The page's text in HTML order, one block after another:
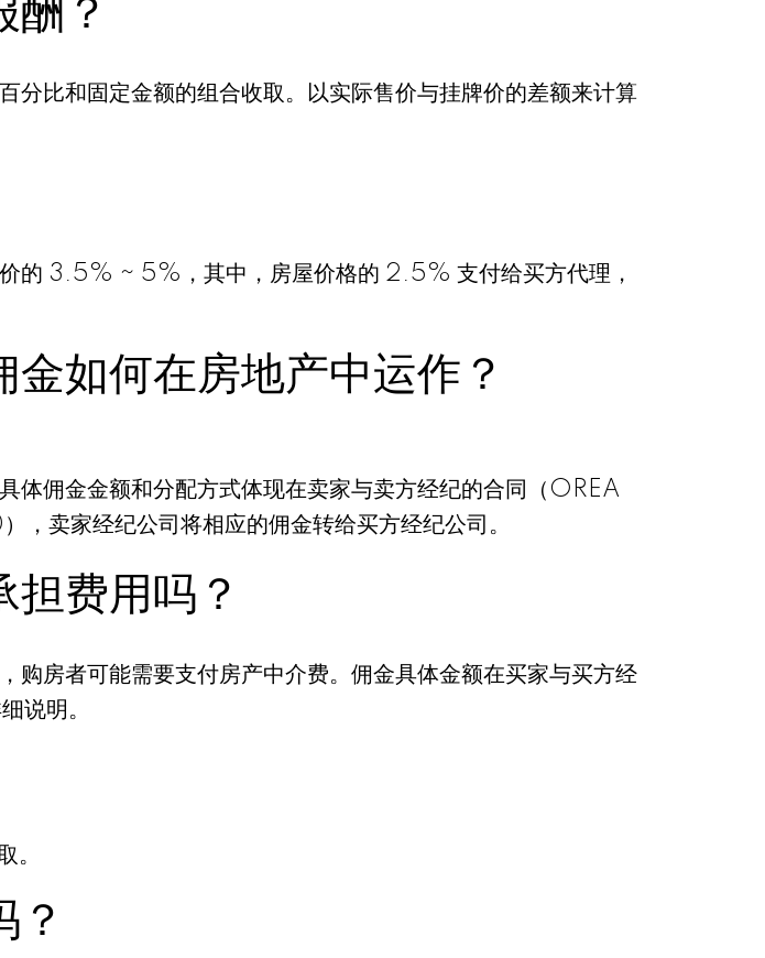
？
分比和固定金额的组合收取。以实际售价与挂牌价的差额来计算
的 3.5% ~ 5%，其中，房屋价格的 2.5% 支付给买方代理，
如何在房地产中运作？
体佣金金额和分配方式体现在卖家与卖方经纪的合同（OREA
卖家经纪公司将相应的佣金转给买方经纪公司。
费用吗？
购房者可能需要支付房产中介费。佣金具体金额在买家与买方经
说明。
。